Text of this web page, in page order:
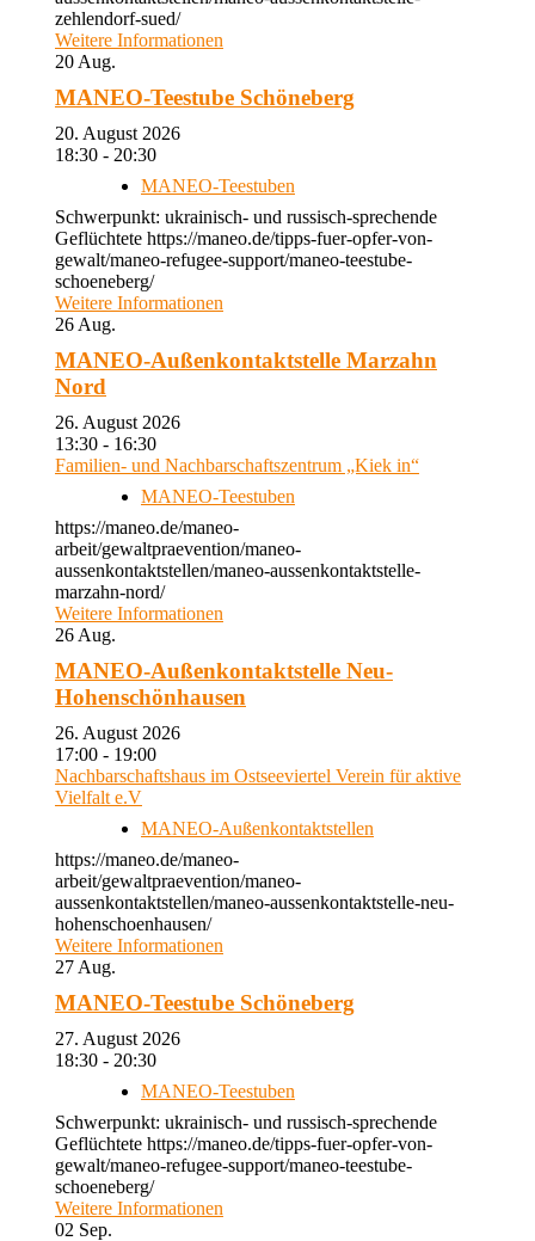
zehlendorf-sued/
Weitere Informationen
20 Aug.
MANEO-Teestube Schöneberg
20. August 2026
18:30 - 20:30
MANEO-Teestuben
Schwerpunkt: ukrainisch- und russisch-sprechende
Geflüchtete https://maneo.de/tipps-fuer-opfer-von-
gewalt/maneo-refugee-support/maneo-teestube-
schoeneberg/
Weitere Informationen
26 Aug.
MANEO-Außenkontaktstelle Marzahn
Nord
26. August 2026
13:30 - 16:30
Familien- und Nachbarschaftszentrum „Kiek in“
MANEO-Teestuben
https://maneo.de/maneo-
arbeit/gewaltpraevention/maneo-
aussenkontaktstellen/maneo-aussenkontaktstelle-
marzahn-nord/
Weitere Informationen
26 Aug.
MANEO-Außenkontaktstelle Neu-
Hohenschönhausen
26. August 2026
17:00 - 19:00
Nachbarschaftshaus im Ostseeviertel Verein für aktive
Vielfalt e.V
MANEO-Außenkontaktstellen
https://maneo.de/maneo-
arbeit/gewaltpraevention/maneo-
aussenkontaktstellen/maneo-aussenkontaktstelle-neu-
hohenschoenhausen/
Weitere Informationen
27 Aug.
MANEO-Teestube Schöneberg
27. August 2026
18:30 - 20:30
MANEO-Teestuben
Schwerpunkt: ukrainisch- und russisch-sprechende
Geflüchtete https://maneo.de/tipps-fuer-opfer-von-
gewalt/maneo-refugee-support/maneo-teestube-
schoeneberg/
Weitere Informationen
02 Sep.